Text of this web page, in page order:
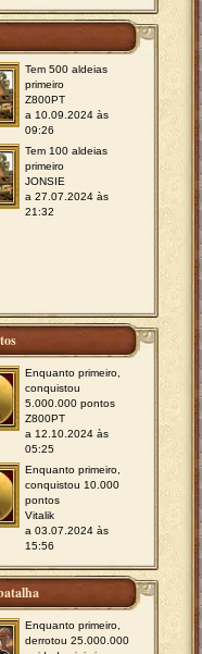
Tem 500 aldeias
primeiro
Z800PT
a 10.09.2024 às
09:26
Tem 100 aldeias
primeiro
JONSIE
a 27.07.2024 às
21:32
Enquanto primeiro,
conquistou
5.000.000 pontos
Z800PT
a 12.10.2024 às
05:25
Enquanto primeiro,
conquistou 10.000
pontos
Vitalik
a 03.07.2024 às
15:56
Enquanto primeiro,
derrotou 25.000.000